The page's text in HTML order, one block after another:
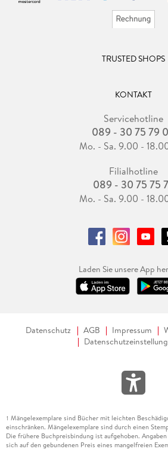
TRUSTED SHOPS
KONTAKT
Servicehotline
089 - 30 75 79
Mo. - Sa. 9.00 -
Filialhotline
089 - 30 75 75
Mo. - Sa. 9.00 -
Laden Sie unsere App
Datenschutz AGB Impressum
1 Mängelexemplare sind Bücher mit leichten
einschränken. Mängelexemplare sind durch einen
Die frühere Buchpreisbindung ist aufgehoben.
sich auf den gebundenen Preis eines mangelfreien